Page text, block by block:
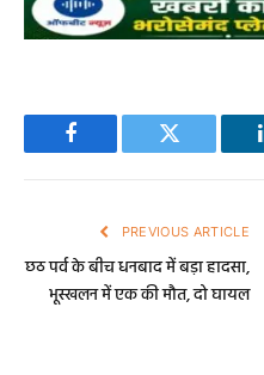
Facebook Twitter
PREVIOUS ARTICLE
छठ पर्व के बीच धनबाद में बड़ा हादसा,
भूस्खलन में एक की मौत, दो घायल